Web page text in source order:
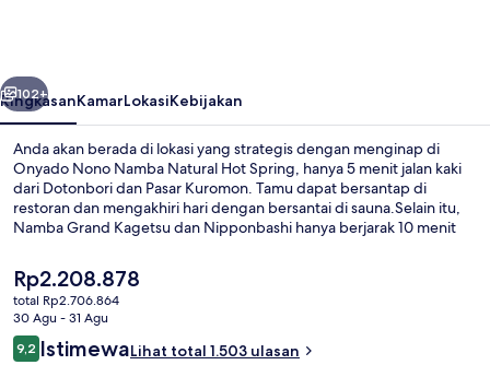
Spring
Berikutnya
102+
RingkasanKamarLokasiKebijakan
Anda akan berada di lokasi yang strategis dengan menginap di
Onyado Nono Namba Natural Hot Spring, hanya 5 menit jalan kaki
dari Dotonbori dan Pasar Kuromon. Tamu dapat bersantap di
restoran dan mengakhiri hari dengan bersantai di sauna.Selain itu,
Namba Grand Kagetsu dan Nipponbashi hanya berjarak 10 menit
transportasi umum: hanya beberapa langkah dari Stasiun
Nippombashi dan Stasiun Nagahoribashi hanya 9 menit.
Harga
saat
ini
Rp2.208.878
Rp2.208.878
total Rp2.706.864
30 Agu - 31 Agu
Ulasan
9,29,2 dari 10
IstimewaLihat total 1.503 ulasan